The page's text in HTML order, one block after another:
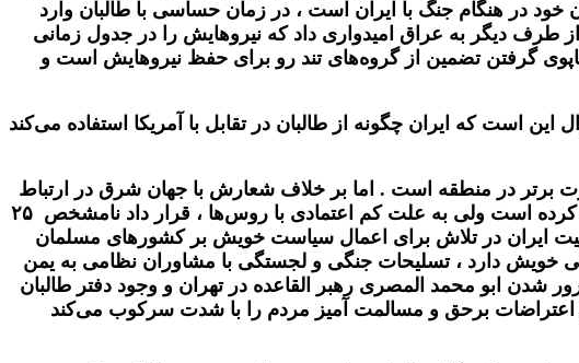
در هنگام جنگ با ایران است ، در زمان حساسی با طالبان وارد
دیگر به عراق امیدواری داد که نیروهایش را در جدول زمانی
گرفتن تضمین از گروه‌های تند رو برای حفظ نیروهایش است و
است که ایران چگونه از طالبان در تقابل با آمریکا استفاده می‌کند
برتر در منطقه است . اما بر خلاف شعارش با جهان شرق در ارتباط
تنگاتنگی قرار دارد و سرمایه‌گذاری هنگفتی روی مراکز اتمی و برنامه‌ی دفاعی موشکی با روس های کمونیست کرده است ولی به علت کم اعتمادی با روس‌ها ، قرار داد نامشخص ۲۵
ایران در تلاش برای اعمال سیاست خویش بر کشورهای مسلمان
خویش دارد ، تسلیحات جنگی و لجستگی با مشاوران نظامی به یمن
ابو محمد المصری رهبر القاعده در تهران و وجود دفتر طالبان
اعتراضات برحق و مسالمت آمیز مردم را با شدت سرکوب می‌کند